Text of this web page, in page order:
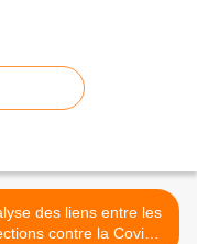
des liens entre les
contre la Covid-